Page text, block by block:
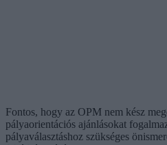
Fontos, hogy az OPM nem kész
pályaorientációs ajánlásokat
pályaválasztáshoz szükséges